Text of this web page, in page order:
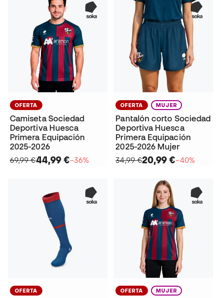
OFERTA
Camiseta Sociedad
Deportiva Huesca
Primera Equipación
2025-2026
69,99 €44,99 €−36%
OFERTA MUJER
Pantalón corto Sociedad
Deportiva Huesca
Primera Equipación
2025-2026 Mujer
34,99 €20,99 €−40%
OFERTA OFERTA MUJER